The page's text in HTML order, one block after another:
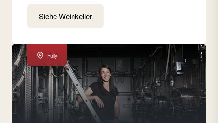
Siehe Weinkeller
Fully